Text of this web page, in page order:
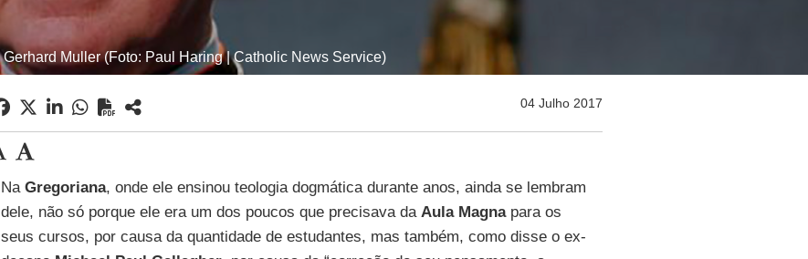
Gerhard Muller (Foto: Paul Haring | Catholic News Service)
04 Julho 2017
Na Gregoriana, onde ele ensinou teologia dogmática durante anos, ainda se lembram
dele, não só porque ele era um dos poucos que precisava da Aula Magnapara os
seus cursos, por causa da quantidade de estudantes, mas também, como disse o ex-